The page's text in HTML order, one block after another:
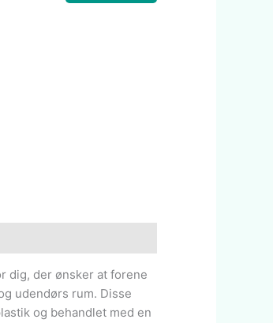
dig, der ønsker at forene
udendørs rum. Disse
og behandlet med en